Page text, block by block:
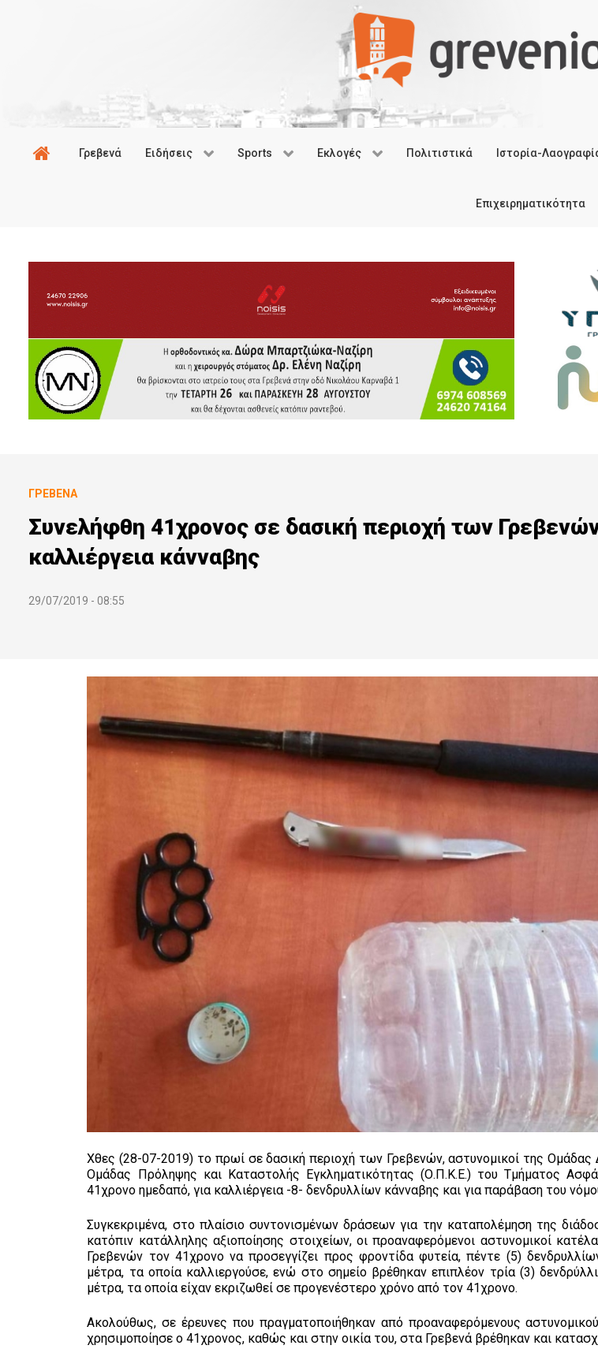
Γρεβενά Ειδήσεις Sports Εκλογές Πολιτιστικά Ιστορία-
Επιχειρηματικότητα
ΓΡΕΒΕΝΆ
Συνελήφθη 41χρονος σε δασική περιοχή των
καλλιέργεια κάνναβης
29/07/2019 - 08:55
Χθες (28-07-2019) το πρωί σε δασική περιοχή των Γρεβενών, αστυνομικοί της
Ομάδας Πρόληψης και Καταστολής Εγκληματικότητας (Ο.Π.Κ.Ε.) του Τμήματος
41χρονο ημεδαπό, για καλλιέργεια -8- δενδρυλλίων κάνναβης και για παράβαση του
Συγκεκριμένα, στο πλαίσιο συντονισμένων δράσεων για την καταπολέμηση της
κατόπιν κατάλληλης αξιοποίησης στοιχείων, οι προαναφερόμενοι αστυνομικοί
Γρεβενών τον 41χρονο να προσεγγίζει προς φροντίδα φυτεία, πέντε (5)
μέτρα, τα οποία καλλιεργούσε, ενώ στο σημείο βρέθηκαν επιπλέον τρία (3)
μέτρα, τα οποία είχαν εκριζωθεί σε προγενέστερο χρόνο από τον 41χρονο.
Ακολούθως, σε έρευνες που πραγματοποιήθηκαν από προαναφερόμενους
χρησιμοποίησε ο 41χρονος, καθώς και στην οικία του, στα Γρεβενά βρέθηκαν και